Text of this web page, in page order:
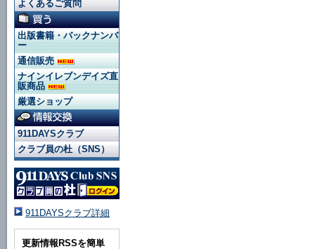
よくあるご質問
出版書籍・バックナンバ
ー
通信販売
ナインイレブンデイズ直
販商品
厳選ショップ
911DAYSクラブ
クラブ員の杜（SNS）
911DAYSクラブ詳細
更新情報RSSを簡単